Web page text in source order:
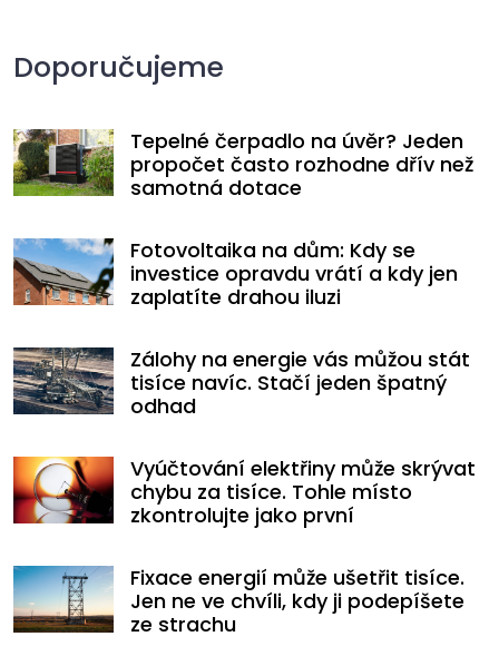
Doporučujeme
Tepelné čerpadlo na úvěr? Jeden
propočet často rozhodne dřív než
samotná dotace
Fotovoltaika na dům: Kdy se
investice opravdu vrátí a kdy jen
zaplatíte drahou iluzi
Zálohy na energie vás můžou stát
tisíce navíc. Stačí jeden špatný
odhad
Vyúčtování elektřiny může skrývat
chybu za tisíce. Tohle místo
zkontrolujte jako první
Fixace energií může ušetřit tisíce.
Jen ne ve chvíli, kdy ji podepíšete
ze strachu